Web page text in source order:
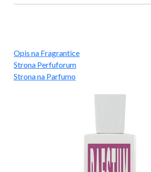
Opis na Fragrantice
Strona Perfuforum
Strona na Parfumo